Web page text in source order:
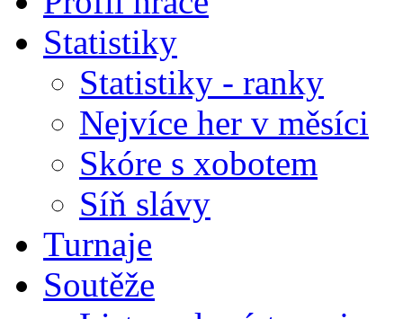
Statistiky
Statistiky - ranky
Nejvíce her v měsíci
Skóre s xobotem
Síň slávy
Turnaje
Soutěže